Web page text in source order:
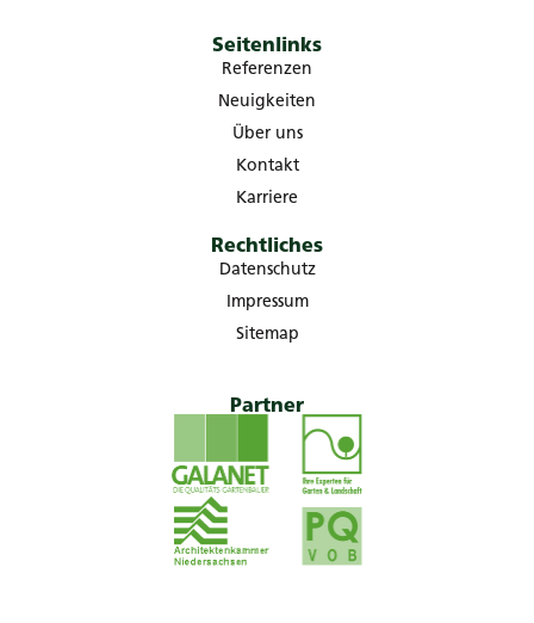
Seitenlinks
Referenzen
Neuigkeiten
Über uns
Kontakt
Karriere
Rechtliches
Datenschutz
Impressum
Sitemap
Partner